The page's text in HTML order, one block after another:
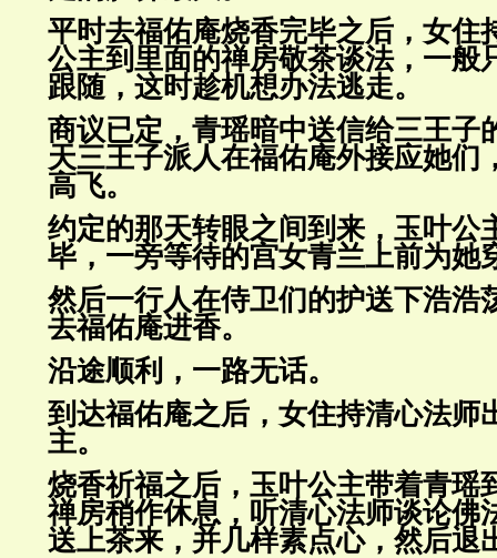
平时去福佑庵烧香完毕之后，女住
公主到里面的禅房敬茶谈法，一般
跟随，这时趁机想办法逃走。
商议已定，青瑶暗中送信给三王子
天三王子派人在福佑庵外接应她们
高飞。
约定的那天转眼之间到来，玉叶公
毕，一旁等待的宫女青兰上前为她
然后一行人在侍卫们的护送下浩浩
去福佑庵进香。
沿途顺利，一路无话。
到达福佑庵之后，女住持清心法师
主。
烧香祈福之后，玉叶公主带着青瑶
禅房稍作休息，听清心法师谈论佛
送上茶来，并几样素点心，然后退